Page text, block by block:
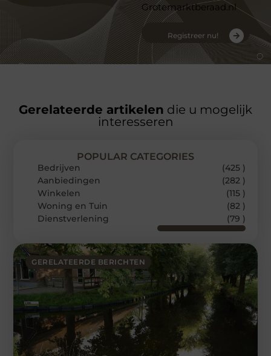
Grotemarktberaad.nl
Registreer nu!
Gerelateerde artikelen die u mogelijk
interesseren
GERELATEERDE BERICHTEN
POPULAR CATEGORIES
Bedrijven
(425 )
Aanbiedingen
(282 )
Winkelen
(115 )
Woning en Tuin
(82 )
Dienstverlening
(79 )